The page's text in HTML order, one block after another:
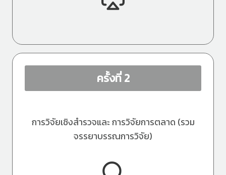
ครั้งที่ 2
การวิจัยเชิงสำรวจและ การวิจัยการตลาด (รวม
จรรยาบรรณการวิจัย)